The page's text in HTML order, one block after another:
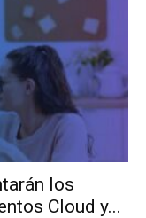
los
Cloud y...